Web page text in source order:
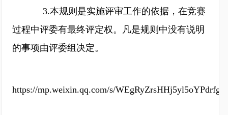
3.本规则是实施评审工作的依据，在竞赛
过程中评委有最终评定权。凡是规则中没有说明
的事项由评委组决定。
https://mp.weixin.qq.com/s/WEgRyZrsHHj5yl5oYPdrfg